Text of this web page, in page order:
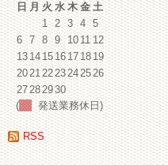
日 月 火 水 木 金 土
1 2 3 4 5
6 7 8 9 1011 12
13141516171819
20212223242526
27282930
(
発送業務休日)
RSS